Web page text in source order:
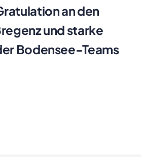
an den
und starke
Bodensee-Teams